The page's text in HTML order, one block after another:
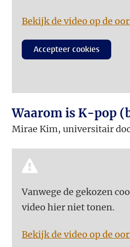
Bekijk de video op de
Accepteer cookies
Waarom is K-pop
Mirae Kim, universitair
Vanwege de gekozen
video hier niet tonen.
Bekijk de video op de